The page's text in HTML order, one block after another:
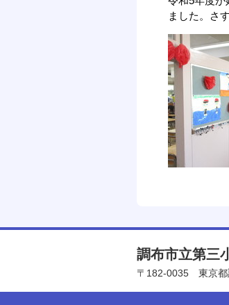
ました。さ
調布市立第三
〒182-0035 東京